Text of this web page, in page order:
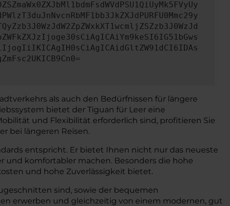
als auch den Bedürfnissen für längere
bietet der Tiguan für Leer eine
und Flexibilität erforderlich sind, profitieren Sie
bei längeren Reisen.
entspricht. Er bietet Ihnen nicht nur das neueste
und komfortabler machen. Besonders die hohe
und hohe Zuverlässigkeit bietet.
sind, sowie der bequemen
erwerben und gleichzeitig von einem modernen, gut